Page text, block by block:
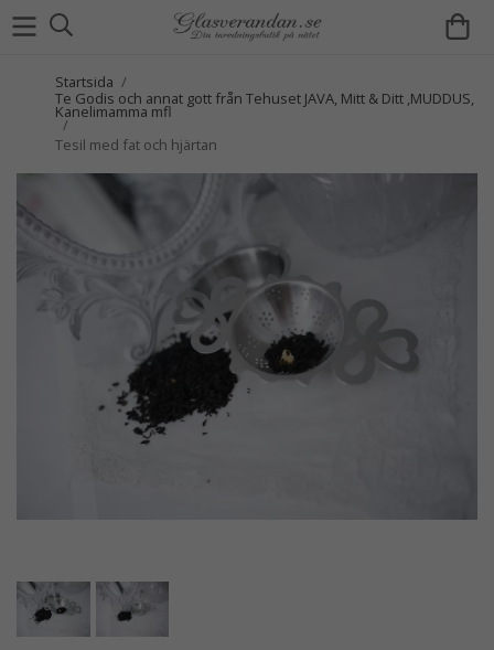
Startsida /
Te Godis och annat gott från Tehuset JAVA, Mitt & Ditt ,MUDDUS,
Kanelimamma mfl
/
Tesil med fat och hjärtan